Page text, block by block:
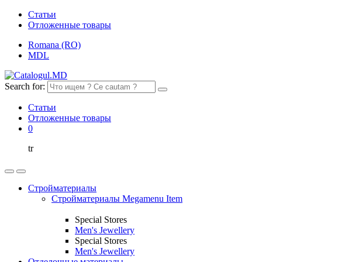
Статьи
Отложенные товары
Romana (RO)
MDL
Search for:
Статьи
Отложенные товары
0
tr
Стройматериалы
Стройматериалы Megamenu Item
Special Stores
Men's Jewellery
Special Stores
Men's Jewellery